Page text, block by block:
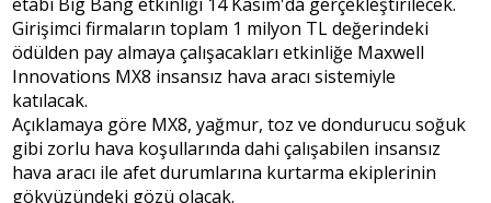
Girişimci firmaların toplam 1 milyon TL değerindeki
ödülden pay almaya çalışacakları etkinliğe Maxwell
Innovations MX8 insansız hava aracı sistemiyle
katılacak.
Açıklamaya göre MX8, yağmur, toz ve dondurucu soğuk
gibi zorlu hava koşullarında dahi çalışabilen insansız
hava aracı ile afet durumlarına kurtarma ekiplerinin
gökyüzündeki gözü olacak.